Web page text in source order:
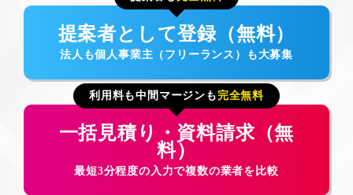
提案者として登録（無料）
法人も個人事業主（フリーランス）も大募集
利用料も中間マージンも 完全無料
一括見積り・資料請求（無
料）
最短3分程度の入力で複数の業者を比較